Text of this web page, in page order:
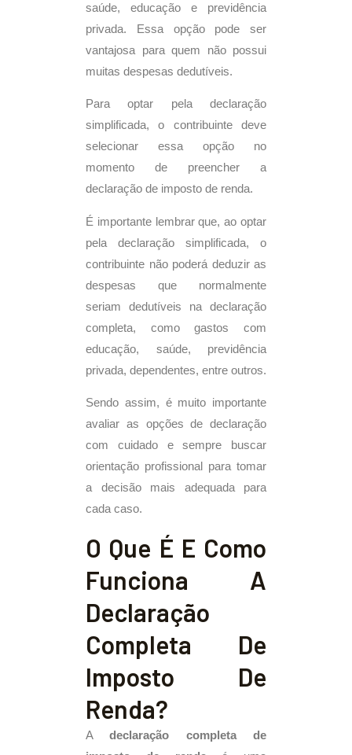
saúde, educação e previdência
privada. Essa opção pode ser
vantajosa para quem não possui
muitas despesas dedutíveis.
Para optar pela declaração
simplificada, o contribuinte deve
selecionar essa opção no
momento de preencher a
declaração de imposto de renda.
É importante lembrar que, ao optar
pela declaração simplificada, o
contribuinte não poderá deduzir as
despesas que normalmente
seriam dedutíveis na declaração
completa, como gastos com
educação, saúde, previdência
privada, dependentes, entre outros.
Sendo assim, é muito importante
avaliar as opções de declaração
com cuidado e sempre buscar
orientação profissional para tomar
a decisão mais adequada para
cada caso.
O Que É E Como
Funciona A
Declaração
Completa De
Imposto De
Renda?
Adeclaração completa de